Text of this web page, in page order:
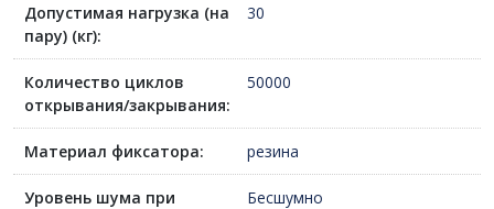
Допустимая нагрузка (на
пару) (кг):
30
Количество циклов
открывания/закрывания:
50000
Материал фиксатора: резина
Уровень шума при
Бесшумно